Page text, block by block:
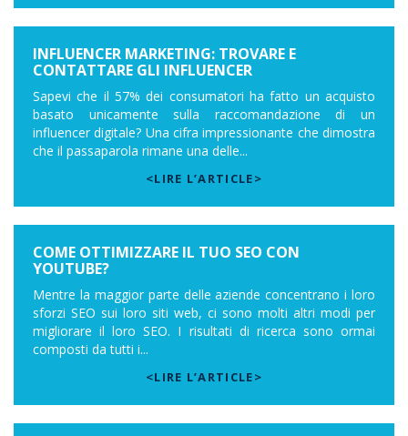
INFLUENCER MARKETING: TROVARE E
CONTATTARE GLI INFLUENCER
Sapevi che il 57% dei consumatori ha fatto un acquisto
basato unicamente sulla raccomandazione di un
influencer digitale? Una cifra impressionante che dimostra
che il passaparola rimane una delle...
<LIRE L’ARTICLE>
COME OTTIMIZZARE IL TUO SEO CON
YOUTUBE?
Mentre la maggior parte delle aziende concentrano i loro
sforzi SEO sui loro siti web, ci sono molti altri modi per
migliorare il loro SEO. I risultati di ricerca sono ormai
composti da tutti i...
<LIRE L’ARTICLE>